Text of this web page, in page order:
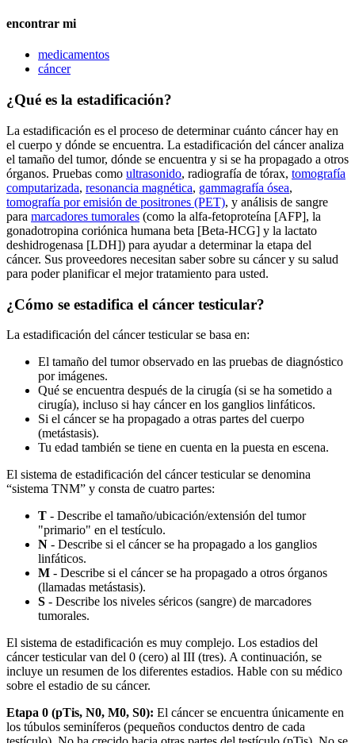
encontrar mi
medicamentos
cáncer
¿Qué es la estadificación?
La estadificación es el proceso de determinar cuánto cáncer hay en
el cuerpo y dónde se encuentra. La estadificación del cáncer analiza
el tamaño del tumor, dónde se encuentra y si se ha propagado a otros
órganos. Pruebas como ultrasonido, radiografía de tórax, tomografía
computarizada, resonancia magnética, gammagrafía ósea,
tomografía por emisión de positrones (PET), y análisis de sangre
para marcadores tumorales (como la alfa-fetoproteína [AFP], la
gonadotropina coriónica humana beta [Beta-HCG] y la lactato
deshidrogenasa [LDH]) para ayudar a determinar la etapa del
cáncer. Sus proveedores necesitan saber sobre su cáncer y su salud
para poder planificar el mejor tratamiento para usted.
¿Cómo se estadifica el cáncer testicular?
La estadificación del cáncer testicular se basa en:
El tamaño del tumor observado en las pruebas de diagnóstico
por imágenes.
Qué se encuentra después de la cirugía (si se ha sometido a
cirugía), incluso si hay cáncer en los ganglios linfáticos.
Si el cáncer se ha propagado a otras partes del cuerpo
(metástasis).
Tu edad también se tiene en cuenta en la puesta en escena.
El sistema de estadificación del cáncer testicular se denomina
“sistema TNM” y consta de cuatro partes:
T - Describe el tamaño/ubicación/extensión del tumor
"primario" en el testículo.
N - Describe si el cáncer se ha propagado a los ganglios
linfáticos.
M - Describe si el cáncer se ha propagado a otros órganos
(llamadas metástasis).
S - Describe los niveles séricos (sangre) de marcadores
tumorales.
El sistema de estadificación es muy complejo. Los estadios del
cáncer testicular van del 0 (cero) al III (tres). A continuación, se
incluye un resumen de los diferentes estadios. Hable con su médico
sobre el estadio de su cáncer.
Etapa 0 (pTis, N0, M0, S0): El cáncer se encuentra únicamente en
los túbulos seminíferos (pequeños conductos dentro de cada